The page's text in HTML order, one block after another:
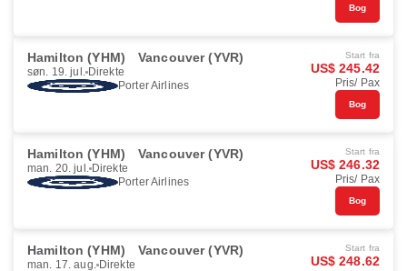
Bog
Hamilton (YHM) Vancouver (YVR)
søn. 19. jul. Direkte
Porter Airlines
Start fra
US$ 245.42
Pris/ Pax
Bog
Hamilton (YHM) Vancouver (YVR)
man. 20. jul. Direkte
Porter Airlines
Start fra
US$ 246.32
Pris/ Pax
Bog
Hamilton (YHM) Vancouver (YVR)
man. 17. aug. Direkte
Start fra
US$ 248.62